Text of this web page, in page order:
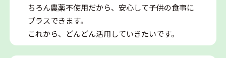
ちろん農薬不使用だから、安心して子供の食事に
プラスできます。
これから、どんどん活用していきたいです。